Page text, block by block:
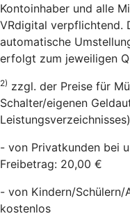
Kontoinhaber und alle
VRdigital verpflichtend.
automatische
erfolgt zum jeweiligen
2) zzgl. der Preise für
Schalter/eigenen
- von Privatkunden bei
Freibetrag: 20,00 €
- von Kindern/Schülern/
kostenlos